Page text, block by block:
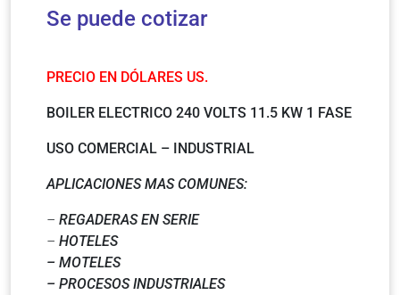
Se puede cotizar
PRECIO EN DÓLARES US.
BOILER ELECTRICO 240 VOLTS 11.5 KW 1 FASE
USO COMERCIAL – INDUSTRIAL
APLICACIONES MAS COMUNES:
– REGADERAS EN SERIE
– HOTELES
– MOTELES
– PROCESOS INDUSTRIALES